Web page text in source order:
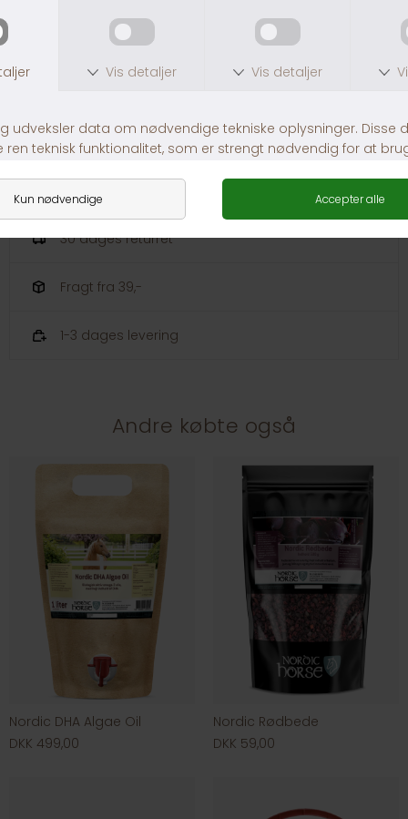
Overvægtige heste
Heste med fedtdepoter
Tildeling af resveratrol og leucin
Ved indgræsning
30 dages returret
Fragt fra 39,-
1-3 dages levering
Andre købte også
Nordic DHA Algae Oil
DKK 499,00
Nordic Rødbede
DKK 59,00